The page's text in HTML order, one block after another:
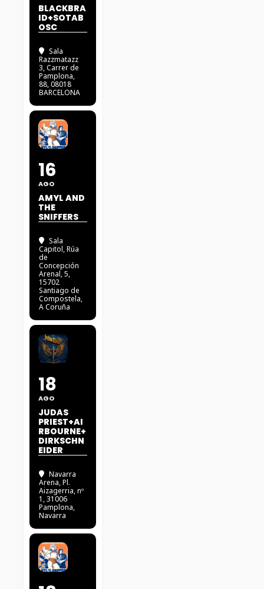
BLACKBRA
ID+SOTAB
OSC
Sala
Razzmatazz
3, Carrer de
Pamplona,
88, 08018
BARCELONA
16
AGO
AMYL AND
THE
SNIFFERS
Sala
Capitol, Rúa
de
Concepción
Arenal, 5,
15702
Santiago de
Compostela,
A Coruña
18
AGO
JUDAS
PRIEST+AI
RBOURNE+
DIRKSCHN
EIDER
Navarra
Arena, Pl.
Aizagerria, nº
1, 31006
Pamplona,
Navarra